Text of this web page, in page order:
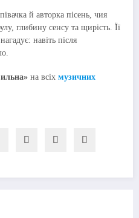
й авторка пісень, чия
глибину сенсу та щирість. Її
навіть після
на всіх музичних